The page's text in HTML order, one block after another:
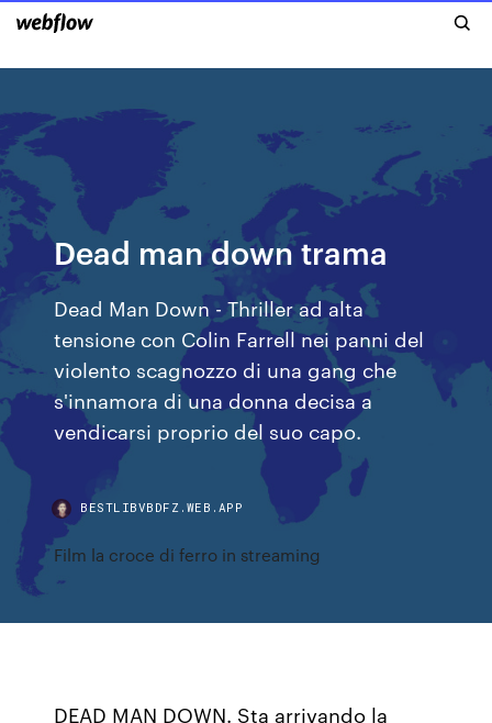
Dead man down trama
Dead Man Down - Thriller ad alta
tensione con Colin Farrell nei panni del
violento scagnozzo di una gang che
s'innamora di una donna decisa a
vendicarsi proprio del suo capo.
BESTLIBVBDFZ.WEB.APP
Film la croce di ferro in streaming
DEAD MAN DOWN. Sta arrivando la